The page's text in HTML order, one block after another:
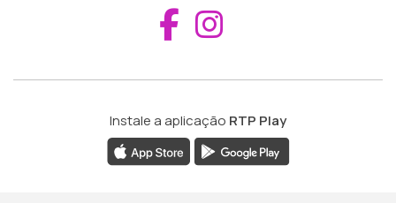
Aceder ao
Instale a aplicação RTP Play